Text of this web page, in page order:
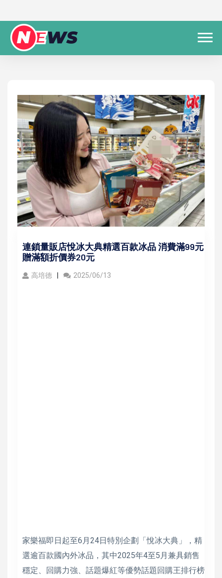
連鎖量販店悅冰大典精選百款冰品 消費滿99元
贈滿額折價券20元
高培德 2025/06/13
家樂福即日起至6月24日特別企劃「悅冰大典」，精
選逾百款國內外冰品，其中2025年4至5月兼具銷售
穩定、回購力強、話題爆紅等優勢話題回購王排行榜